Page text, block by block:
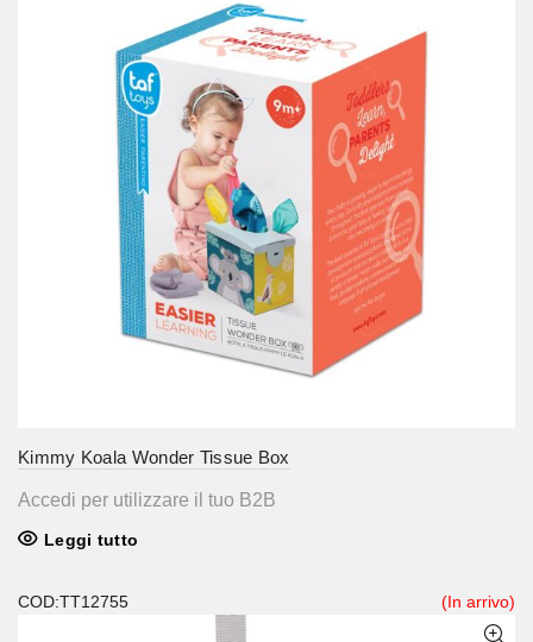
Kimmy Koala Wonder Tissue Box
Accedi per utilizzare il tuo B2B
Leggi tutto
COD:TT12755 (In arrivo)